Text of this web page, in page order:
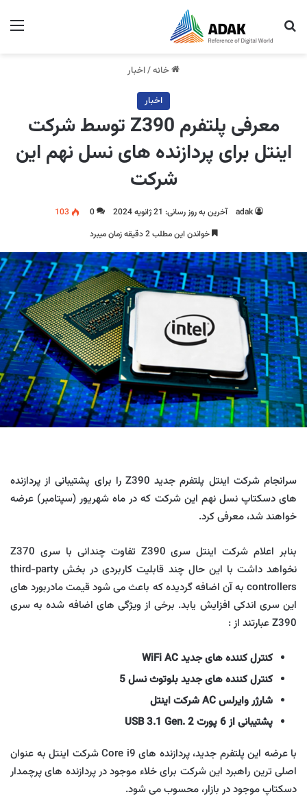
جستجو برای
خانه/اخبار
اخبار
معرفی پلتفرم Z390 توسط شرکت
اینتل برای پردازنده های نسل نهم این
شرکت
adak آخرین به روز رسانی: 21 ژانویه 2024 0
103
خواندن این مطلب 2 دقیقه زمان میبرد
سرانجام شرکت اینتل پلتفرم جدید Z390 را برای پشتیبانی از پردازنده
های دسکتاپ نسل نهم این شرکت که در ماه شهریور (سپتامبر) عرضه
خواهند شد، معرفی کرد.
بنابر اعلام شرکت اینتل سری Z390 تفاوت چندانی با سری Z370
نخواهد داشت با این حال چند قابلیت کاربردی در بخش third-party
controllers به آن اضافه گردیده که باعث می شود قیمت مادربورد های
این سری اندکی افزایش یابد. برخی از ویژگی های اضافه شده به سری
Z390 عبارتند از :
کنترل کننده های جدید WiFi AC
کنترل کننده های جدید بلوتوث نسل 5
شارژر وایرلس AC شرکت اینتل
پشتیبانی از 6 پورت USB 3.1 Gen. 2
با عرضه این پلتفرم جدید، پردازنده های Core i9 شرکت اینتل به عنوان
اصلی ترین راهبرد این شرکت برای خلاء موجود در پردازنده های پرچمدار
دسکتاپ موجود در بازار، محسوب می شود.